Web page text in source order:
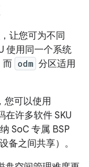
，让您可为不同
使用同一个系统
而 odm 分区适用
您可以使用
在许多软件 SKU
SoC 专属 BSP
备之间共享）。